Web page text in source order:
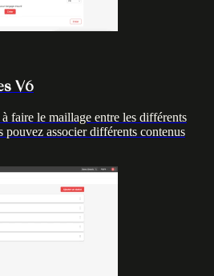
V6
faire le maillage entre les différents
associer différents contenus